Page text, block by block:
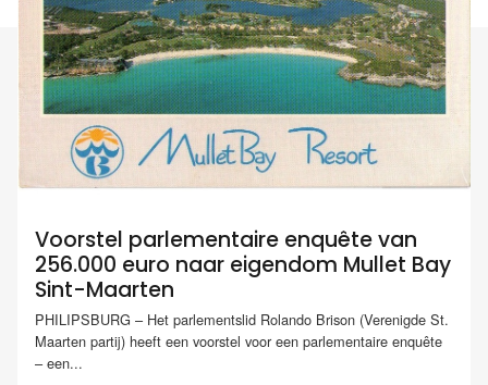
Voorstel parlementaire enquête van
256.000 euro naar eigendom Mullet Bay
Sint-Maarten
PHILIPSBURG – Het parlementslid Rolando Brison (Verenigde St.
Maarten partij) heeft een voorstel voor een parlementaire enquête
– een...